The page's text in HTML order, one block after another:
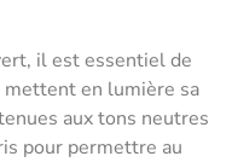
il est essentiel de
mettent en lumière sa
aux tons neutres
pour permettre au